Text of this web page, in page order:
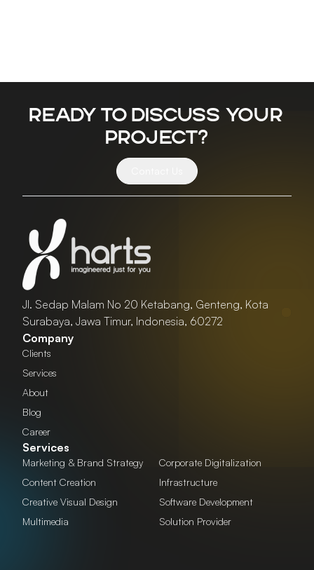
Ready to discuss your
project?
Jl. Sedap Malam No 20 Ketabang, Genteng, Kota
Surabaya, Jawa Timur, Indonesia, 60272
Company
Clients
Services
About
Blog
Career
Services
Marketing & Brand Strategy
Content Creation
Creative Visual Design
Multimedia
Corporate Digitalization
Infrastructure
Software Development
Solution Provider